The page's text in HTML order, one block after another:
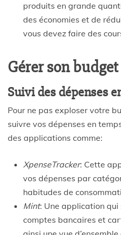
produits en grande
des économies et de
vous devez faire des
Gérer son
Suivi des dépenses
Pour ne pas exploser votre
suivre vos dépenses en
des applications comme:
XpenseTracker: Cette
vos dépenses par
habitudes de
Mint: Une application qui
comptes bancaires et